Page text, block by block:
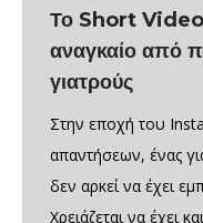
Το Short
αναγκαίο από
γιατρούς
Στην εποχή του
απαντήσεων, ένας
δεν αρκεί να έχει
Χρειάζεται να έχει